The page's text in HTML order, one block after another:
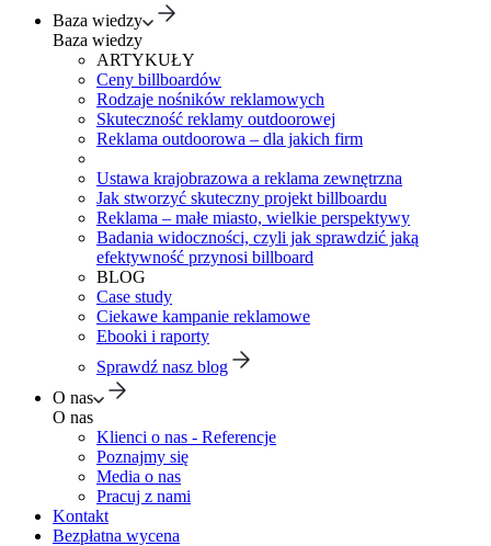
Baza wiedzy
Baza wiedzy
ARTYKUŁY
Ceny billboardów
Rodzaje nośników reklamowych
Skuteczność reklamy outdoorowej
Reklama outdoorowa – dla jakich firm
Ustawa krajobrazowa a reklama zewnętrzna
Jak stworzyć skuteczny projekt billboardu
Reklama – małe miasto, wielkie perspektywy
Badania widoczności, czyli jak sprawdzić jaką
efektywność przynosi billboard
BLOG
Case study
Ciekawe kampanie reklamowe
Ebooki i raporty
Sprawdź nasz blog
O nas
O nas
Klienci o nas - Referencje
Poznajmy się
Media o nas
Pracuj z nami
Kontakt
Bezpłatna wycena